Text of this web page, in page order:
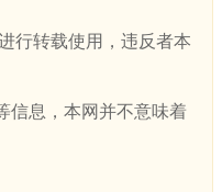
行转载使用，违反者本
信息，本网并不意味着